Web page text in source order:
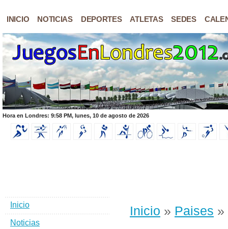
INICIO NOTICIAS DEPORTES ATLETAS SEDES
Hora en Londres: 9:58 PM, lunes, 10 de agosto de 2026
Inicio » Paises »
Inicio
Noticias